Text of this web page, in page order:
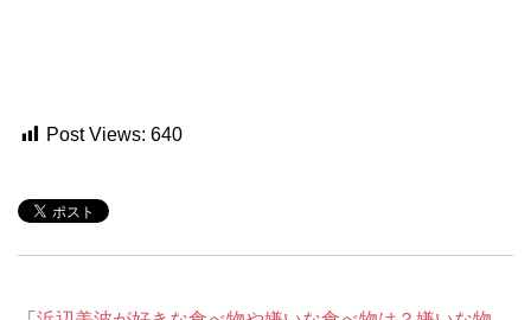
Post Views: 640